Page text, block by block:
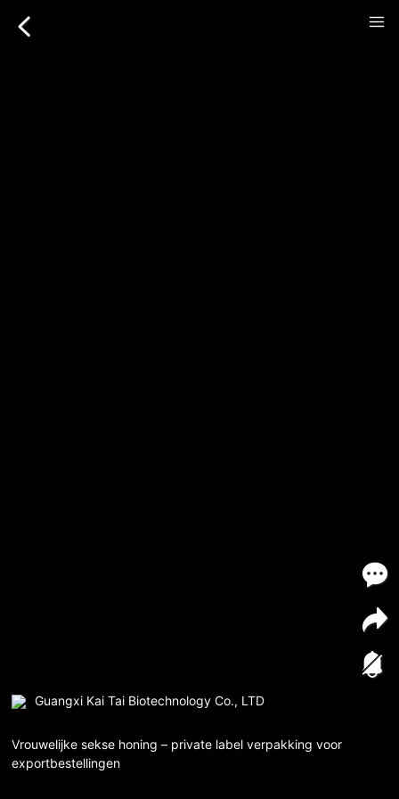
Guangxi Kai Tai Biotechnology Co., LTD
Vrouwelijke sekse honing – private label verpakking voor
exportbestellingen